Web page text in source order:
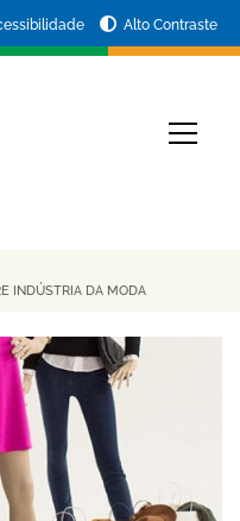
Alto Contraste
INDÚSTRIA DA MODA